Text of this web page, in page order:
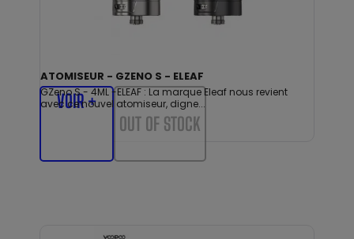
ATOMISEUR - GZENO S - ELEAF
GZeno S - 4ML -ELEAF : La marque Eleaf nous revient
avec ce nouvel atomiseur, digne...
VOIR +
OUT OF STOCK